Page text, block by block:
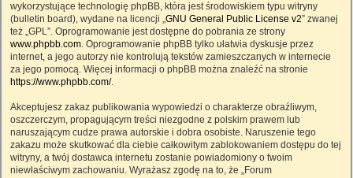
wykorzystujące technologię phpBB, która jest środowiskiem typu witryny
(bulletin board), wydane na licencji „GNU General Public License v2” zwanej
też „GPL”. Oprogramowanie jest dostępne do pobrania ze strony
www.phpbb.com. Oprogramowanie phpBB tylko ułatwia dyskusje przez
internet, a jego autorzy nie kontrolują tekstów zamieszczanych w internecie
za jego pomocą. Więcej informacji o phpBB można znaleźć na stronie
https://www.phpbb.com/.
Akceptujesz zakaz publikowania wypowiedzi o charakterze obraźliwym,
oszczerczym, propagującym treści niezgodne z polskim prawem lub
naruszającym cudze prawa autorskie i dobra osobiste. Naruszenie tego
zakazu może skutkować dla ciebie całkowitym zablokowaniem dostępu do tej
witryny, a twój dostawca internetu zostanie powiadomiony o twoim
niewłaściwym zachowaniu. Wyrażasz zgodę na to, że „Forum